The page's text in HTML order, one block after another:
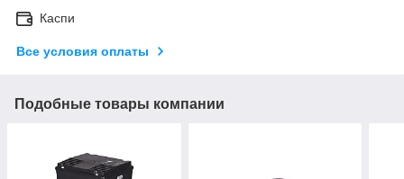
Каспи
Все условия оплаты
Подобные товары компании